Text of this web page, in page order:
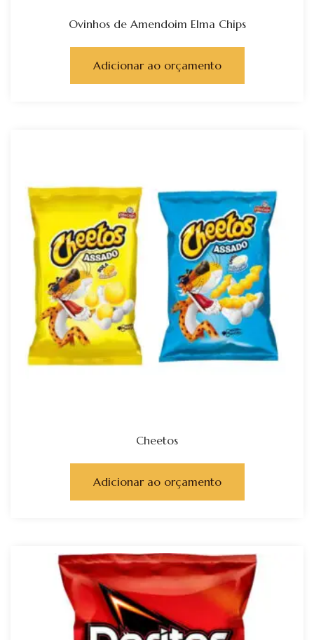
Ovinhos de Amendoim Elma Chips
Adicionar ao orçamento
Cheetos
Adicionar ao orçamento